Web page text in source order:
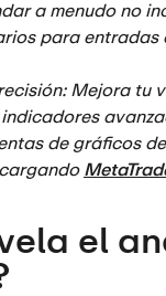
a menudo no
para entradas
Mejora tu
de gráficos
el